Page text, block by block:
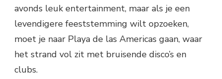
avonds leuk entertainment, maar als je een
levendigere feeststemming wilt opzoeken,
moet je naar Playa de las Americas gaan, waar
het strand vol zit met bruisende disco’s en
clubs.